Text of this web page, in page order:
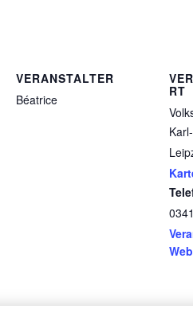
VERANSTALTER
Béatrice
RT